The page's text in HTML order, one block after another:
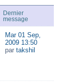
Dernier
message
Mar 01 Sep,
2009 13:50
par takshil